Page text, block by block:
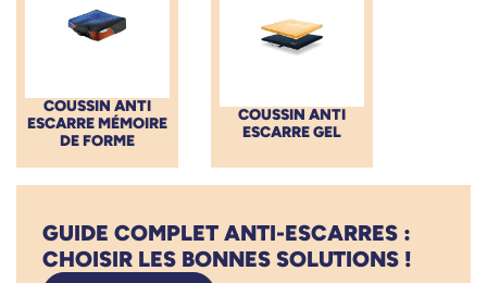
COUSSIN ANTI
ESCARRE MÉMOIRE
DE FORME
COUSSIN ANTI
ESCARRE GEL
GUIDE COMPLET ANTI-ESCARRES :
CHOISIR LES BONNES SOLUTIONS !